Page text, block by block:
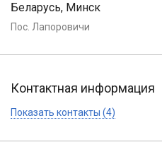
Беларусь, Минск
Пос. Лапоровичи
Контактная информация
Показать контакты (4)